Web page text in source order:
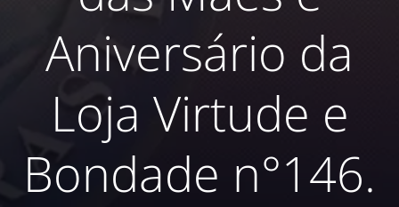
Aniversário da
Loja Virtude e
Bondade n°146.